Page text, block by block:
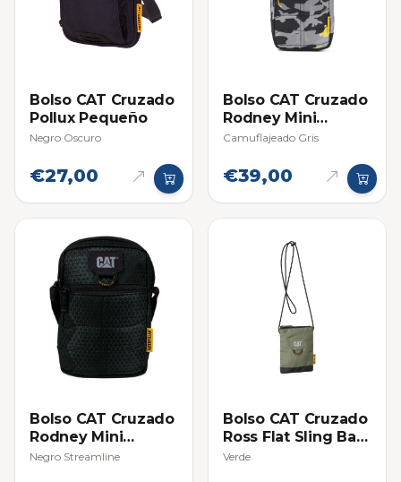
Bolso CAT Cruzado
Pollux Pequeño
Negro Oscuro
€27,00
Bolso CAT Cruzado
Rodney Mini
Shoulder Bag
Camuflajeado Gris
€39,00
Bolso CAT Cruzado
Rodney Mini
Shoulder Bag
Negro Streamline
Bolso CAT Cruzado
Ross Flat Sling Bag
Pequeño
Verde